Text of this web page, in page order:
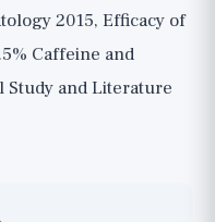
2015, Efficacy of
Caffeine and
and Literature